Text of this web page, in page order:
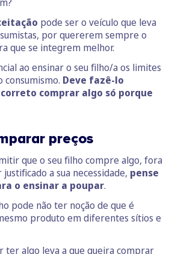
pode ser o veículo que leva
por quererem sempre o
que se integrem melhor.
ao ensinar o seu filho/a os limites
consumismo. Deve fazê-lo
comprar algo só porque
preços
que o seu filho compre algo, fora
a sua necessidade, pense
o ensinar a poupar.
pode não ter noção de que é
produto em diferentes sítios e
ter algo leva a que queira comprar